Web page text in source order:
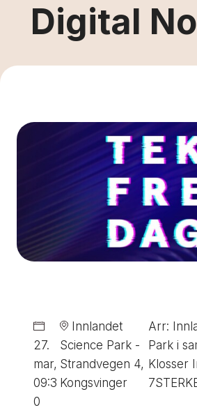
Digital
27.
mar,
09:3
0
Innlandet
Science Park -
Strandvegen 4,
Kongsvinger
Arr:
Park i
Klosser